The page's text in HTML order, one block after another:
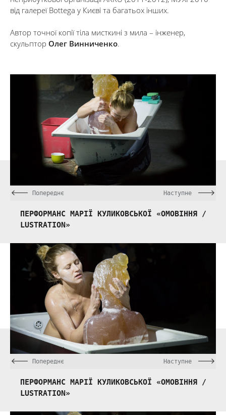
від галереї Bottega у Києві та багатьох інших.
Автор точної копії тіла мисткині з мила – інженер,
скульптор Олег Винниченко.
Наступне
Попереднє
ПЕРФОРМАНС МАРІЇ КУЛИКОВСЬКОЇ «ОМОВІННЯ /
LUSTRATION»
Наступне
Попереднє
ПЕРФОРМАНС МАРІЇ КУЛИКОВСЬКОЇ «ОМОВІННЯ /
LUSTRATION»